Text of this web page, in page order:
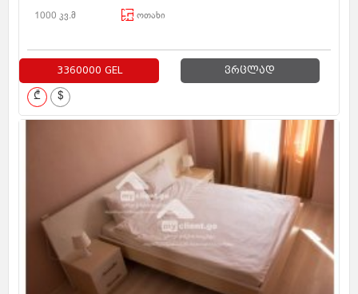
1000 კვ.მ ოთახი
3360000 GEL ვრცლად
₾ $